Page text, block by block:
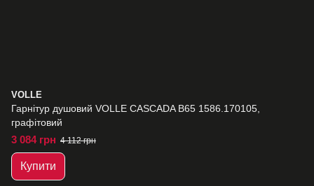
VOLLE
Гарнітур душовий VOLLE CASCADA B65 1586.170105,
графітовий
3 084 грн 4 112 грн
Купити